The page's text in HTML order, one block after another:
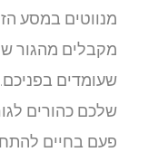
מנווטים במסע
מקבלים מהגור
שעומדים
שלכם כהורים
פעם בחיים